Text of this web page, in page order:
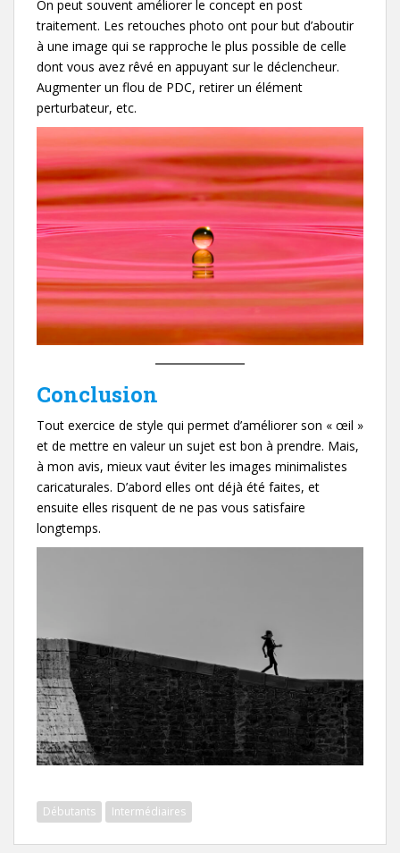
On peut souvent améliorer le concept en post
traitement. Les retouches photo ont pour but d’aboutir
à une image qui se rapproche le plus possible de celle
dont vous avez rêvé en appuyant sur le déclencheur.
Augmenter un flou de PDC, retirer un élément
perturbateur, etc.
Conclusion
Tout exercice de style qui permet d’améliorer son « œil »
et de mettre en valeur un sujet est bon à prendre. Mais,
à mon avis, mieux vaut éviter les images minimalistes
caricaturales. D’abord elles ont déjà été faites, et
ensuite elles risquent de ne pas vous satisfaire
longtemps.
Débutants Intermédiaires